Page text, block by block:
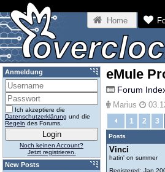
Home
eMule
Forum
Marius
1 2 3
Posts
Vinci
hatin' on summer
Registered: Jan
Anmeldung
Ich akzeptiere die
Datenschutzerklärung und die
Regeln des Forums.
Noch keinen Account?
Jetzt registrieren.
New Posts